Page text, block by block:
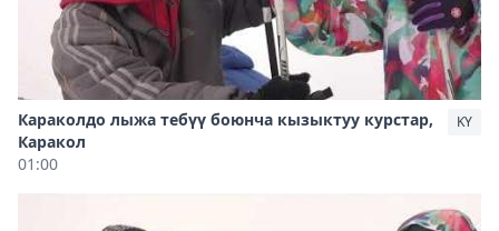
Караколдо лыжа тебүү боюнча кызыктуу курстар,
Каракол
01:00
KY